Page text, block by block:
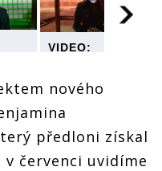
VIDEO:
singlem ve
Benjaminem
Clementinem.
nového
předloni získal
červenci uvidíme